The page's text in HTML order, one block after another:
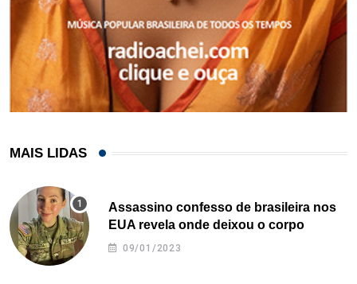
MAIS LIDAS
Assassino confesso de brasileira nos
EUA revela onde deixou o corpo
09/01/2023